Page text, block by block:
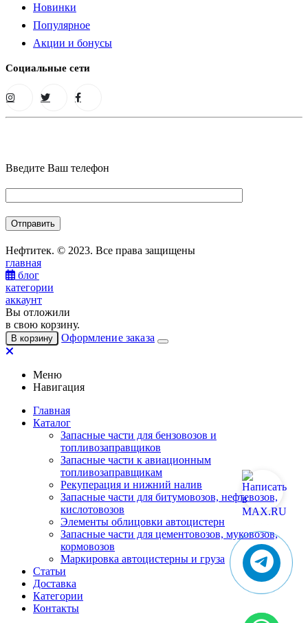
Новинки
Популярное
Акции и бонусы
Социальные сети
Введите Ваш телефон
Нефтитек. © 2023. Все права защищены
главная
блог
категории
аккаунт
Вы отложили
в свою корзину.
В корзину Оформление заказа
Меню
Навигация
Главная
Каталог
Запасные части для бензовозов и
топливозаправщиков
Запасные части к авиационным
топливозаправщикам
Рекуперация и нижний налив
Запасные части для битумовозов, нефтевозов,
кислотовозов
Элементы облицовки автоцистерн
Запасные части для цементовозов, муковозов,
кормовозов
Маркировка автоцистерны и груза
Статьи
Доставка
Категории
Контакты